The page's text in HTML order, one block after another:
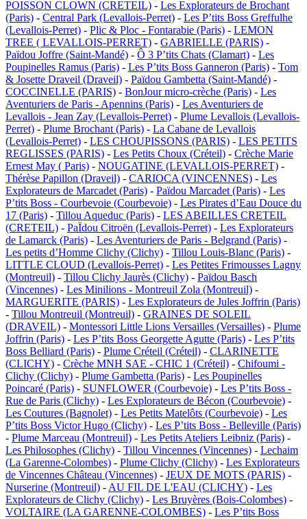
POISSON CLOWN (CRETEIL) - Les Explorateurs de Brochant
(Paris) - Central Park (Levallois-Perret) - Les P’tits Boss Greffulhe
(Levallois-Perret) - Plic & Ploc - Fontarabie (Paris) - LEMON
TREE ( LEVALLOIS-PERRET) - GABRIELLE (PARIS) -
Païdou Joffre (Saint-Mandé) - Ô 3 P’tits Chats (Clamart) - Les
Poupinelles Ramus (Paris) - Les P’tits Boss Ganneron (Paris) - Tom
& Josette Draveil (Draveil) - Païdou Gambetta (Saint-Mandé) -
COCCINELLE (PARIS) - BonJour micro-crèche (Paris) - Les
Aventuriers de Paris - Apennins (Paris) - Les Aventuriers de
Levallois - Jean Zay (Levallois-Perret) - Plume Levallois (Levallois-
Perret) - Plume Brochant (Paris) - La Cabane de Levallois
(Levallois-Perret) - LES CHOUPISSONS (PARIS) - LES PETITS
REGLISSES (PARIS) - Les Petits Choux (Créteil) - Crèche Marie
Ernest May ( Paris) - NOUGATINE (LEVALLOIS-PERRET) -
Thérèse Papillon (Draveil) - CARIOCA (VINCENNES) - Les
Explorateurs de Marcadet (Paris) - Païdou Marcadet (Paris) - Les
P’tits Boss - Courbevoie (Courbevoie) - Les Pirates d’Eau Douce du
17 (Paris) - Tillou Aqueduc (Paris) - LES ABEILLES CRETEIL
(CRETEIL) - PaÏdou Citroën (Levallois-Perret) - Les Explorateurs
de Lamarck (Paris) - Les Aventuriers de Paris - Belgrand (Paris) -
Les petits d’Homme Clichy (Clichy) - Tillou Louis-Blanc (Paris) -
LITTLE CLOUD (Levallois-Perret) - Les Petites Frimousses Lagny
(Montreuil) - Tillou Clichy Jaurès (Clichy) - Païdou Basch
(Vincennes) - Les Minilions - Montreuil Zola (Montreuil) -
MARGUERITE (PARIS) - Les Explorateurs de Jules Joffrin (Paris)
- Tillou Montreuil (Montreuil) - GRAINES DE SOLEIL
(DRAVEIL) - Montessori Little Lions Versailles (Versailles) - Plume
Joffrin (Paris) - Les P’tits Boss Georgette Agutte (Paris) - Les P’tits
Boss Belliard (Paris) - Plume Créteil (Créteil) - CLARINETTE
(CLICHY) - Crèche MNH SAE - CHIC 1 (Créteil) - Chifoumi -
Clichy (Clichy) - Plume Gambetta (Paris) - Les Poupinelles
Poincaré (Paris) - SUNFLOWER (Courbevoie) - Les P’tits Boss -
Rue de Paris (Clichy) - Les Explorateurs de Bécon (Courbevoie) -
Les Coutures (Bagnolet) - Les Petits Matelôts (Courbevoie) - Les
P’tits Boss Victor Hugo (Clichy) - Les P’tits Boss - Belleville (Paris)
- Plume Marceau (Montreuil) - Les Petits Ateliers Leibniz (Paris) -
Les Philosophes (Clichy) - Tillou Vincennes (Vincennes) - Lechaim
(La Garenne-Colombes) - Plume Clichy (Clichy) - Les Explorateurs
de Vincennes Château (Vincennes) - JEUX DE MOTS (PARIS) -
Nurserine (Montreuil) - AU FIL DE L'EAU (CLICHY) - Les
Explorateurs de Clichy (Clichy) - Les Bruyères (Bois-Colombes) -
VOLTAIRE (LA GARENNE-COLOMBES) - Les P’tits Boss